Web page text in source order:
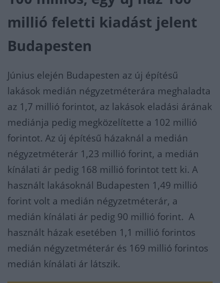
millió feletti kiadást jelent
Budapesten
Június elején Budapesten az új építésű
lakások medián négyzetméterára meghaladta
az 1,7 millió forintot, az lakások eladási árának
mediánja pedig megközelítette a 102 millió
forintot. Az új építésű házaknál a medián
négyzetméterár 1,23 millió forint, a medián
kínálati ár pedig 168 millió forintot tett ki. A
használt lakásoknál Budapesten 1,49 millió
forint volt a medián négyzetméterár, a
medián kínálati ár pedig 90 millió forint. A
használt házak esetében 1,1 millió forintos
medián négyzetméterár és 169 millió forintos
medián kínálati ár látszik.